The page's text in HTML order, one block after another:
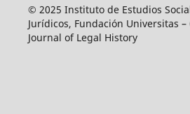
© 2025 Instituto de Estudios
Jurídicos, Fundación Universitas –
Journal of Legal History